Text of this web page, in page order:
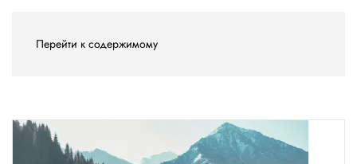
Перейти к содержимому